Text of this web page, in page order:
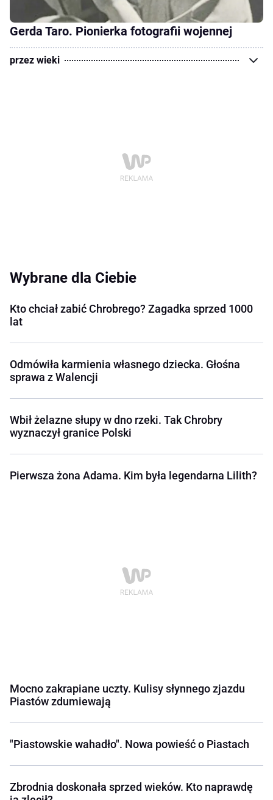
Gerda Taro. Pionierka fotografii wojennej
przez wieki
Wybrane dla Ciebie
Kto chciał zabić Chrobrego? Zagadka sprzed 1000
lat
Odmówiła karmienia własnego dziecka. Głośna
sprawa z Walencji
Wbił żelazne słupy w dno rzeki. Tak Chrobry
wyznaczył granice Polski
Pierwsza żona Adama. Kim była legendarna Lilith?
Mocno zakrapiane uczty. Kulisy słynnego zjazdu
Piastów zdumiewają
"Piastowskie wahadło". Nowa powieść o Piastach
Zbrodnia doskonała sprzed wieków. Kto naprawdę